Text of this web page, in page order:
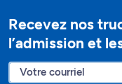
Recevez nos
l’admission et